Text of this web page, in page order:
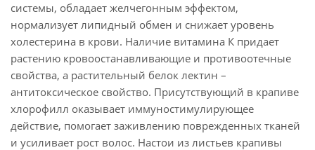
системы, обладает желчегонным эффектом,
нормализует липидный обмен и снижает уровень
холестерина в крови. Наличие витамина К придает
растению кровоостанавливающие и противоотечные
свойства, а растительный белок лектин –
антитоксическое свойство. Присутствующий в крапиве
хлорофилл оказывает иммуностимулирующее
действие, помогает заживлению поврежденных тканей
и усиливает рост волос. Настои из листьев крапивы